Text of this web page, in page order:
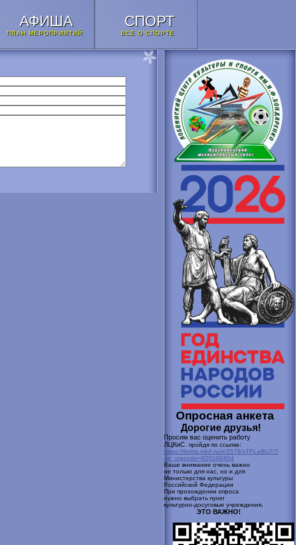
АФИША
ПЛАН МЕРОПРИЯТИЙ
СПОРТ
ВСЕ О СПОРТЕ
Опросная анкета
Дорогие друзья!
Просим вас оценить работу
ЛЦКиС. пройдя по ссылке:
https://forms.mkrf.ru/e/2579/xTPLeBU7/?
ap_orgcode=820160404
Ваше внимание очень важно
не только для нас, но и для
Министерства культуры
Российской Федерации
При прохождении опроса
нужно выбрать пункт
культурно-досуговые учреждения,
ЭТО ВАЖНО!